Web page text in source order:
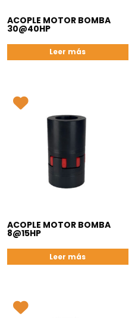
ACOPLE MOTOR BOMBA
30@40HP
Leer más
ACOPLE MOTOR BOMBA
8@15HP
Leer más